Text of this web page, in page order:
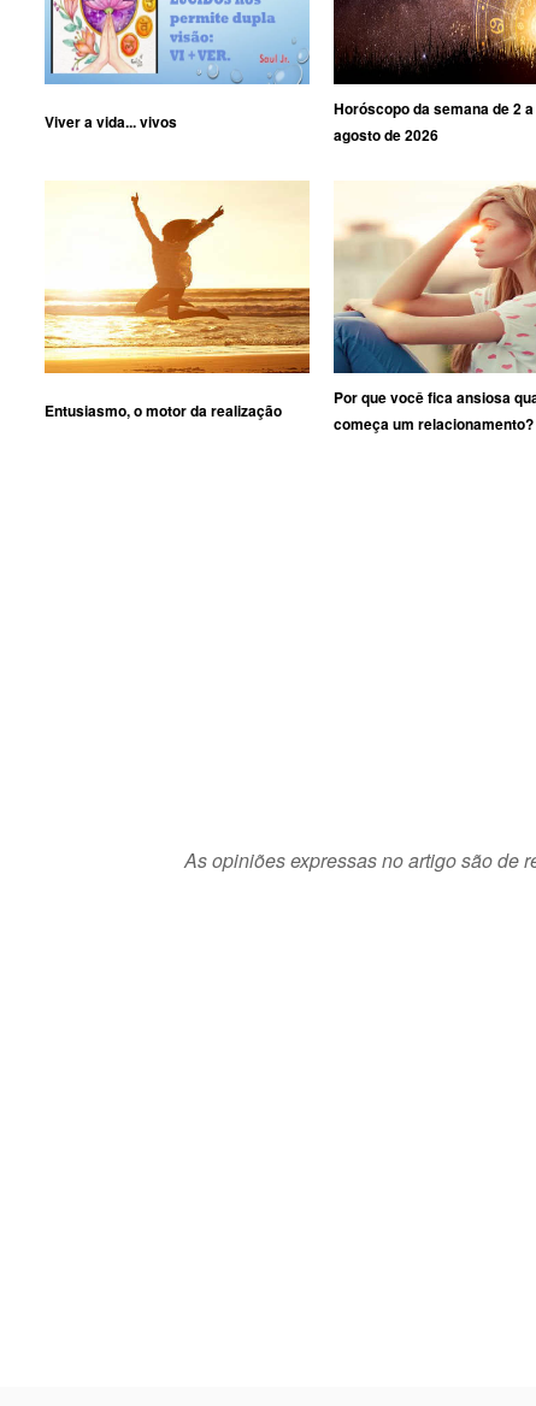
Viver a vida... vivos
Horóscopo da semana de 2
agosto de 2026
Entusiasmo, o motor da realização
Por que você fica ansiosa
começa um relacionamento?
As opiniões expressas no artigo são de